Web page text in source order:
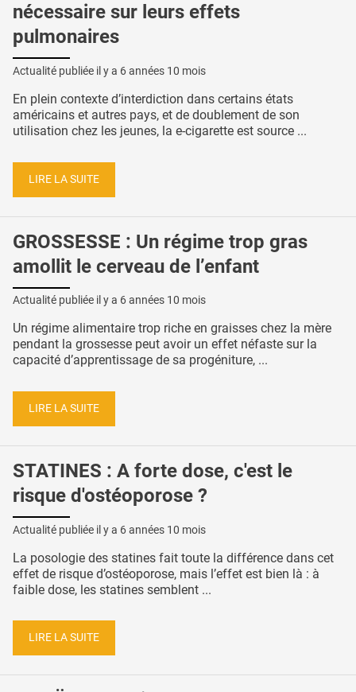
nécessaire sur leurs effets
pulmonaires
Actualité publiée il y a 6 années 10 mois
En plein contexte d’interdiction dans certains états
américains et autres pays, et de doublement de son
utilisation chez les jeunes, la e-cigarette est source ...
LIRE LA SUITE
GROSSESSE : Un régime trop gras
amollit le cerveau de l’enfant
Actualité publiée il y a 6 années 10 mois
Un régime alimentaire trop riche en graisses chez la mère
pendant la grossesse peut avoir un effet néfaste sur la
capacité d’apprentissage de sa progéniture, ...
LIRE LA SUITE
STATINES : A forte dose, c'est le
risque d'ostéoporose ?
Actualité publiée il y a 6 années 10 mois
La posologie des statines fait toute la différence dans cet
effet de risque d’ostéoporose, mais l’effet est bien là : à
faible dose, les statines semblent ...
LIRE LA SUITE